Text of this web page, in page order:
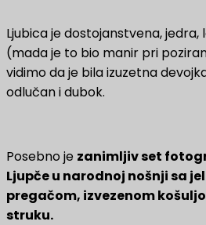
Ljubica je dostojanstvena,
(mada je to bio manir pri
vidimo da je bila izuzetna
odlučan i dubok.
Posebno je zanimljiv set
Ljupče u narodnoj nošnji sa
pregačom, izvezenom
struku.